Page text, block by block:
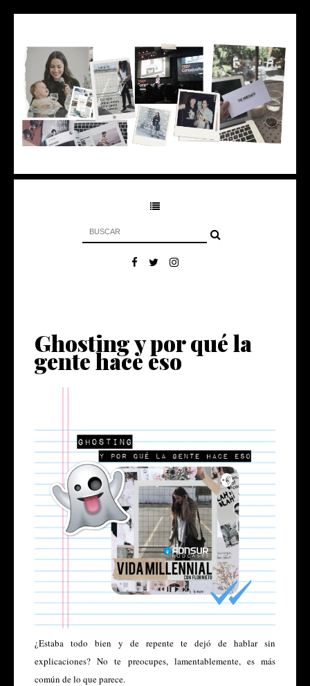
Ghosting y por qué la
gente hace eso
¿Estaba todo bien y de repente te dejó de hablar sin
explicaciones? No te preocupes, lamentablemente, es más
común de lo que parece.